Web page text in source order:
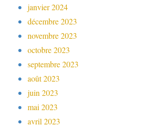
janvier 2024
décembre 2023
novembre 2023
octobre 2023
septembre 2023
août 2023
juin 2023
mai 2023
avril 2023